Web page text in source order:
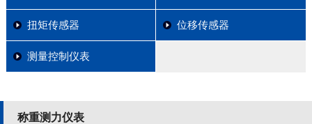
扭矩传感器 位移传感器
测量控制仪表
称重测力仪表